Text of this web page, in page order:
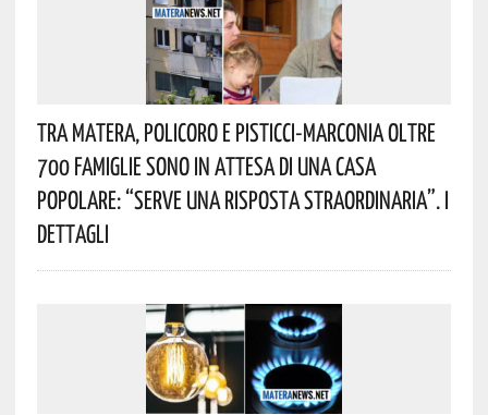
Tra Matera, Policoro E Pisticci-Marconia Oltre
700 Famiglie Sono In Attesa Di Una Casa
Popolare: “serve Una Risposta Straordinaria”. I
Dettagli